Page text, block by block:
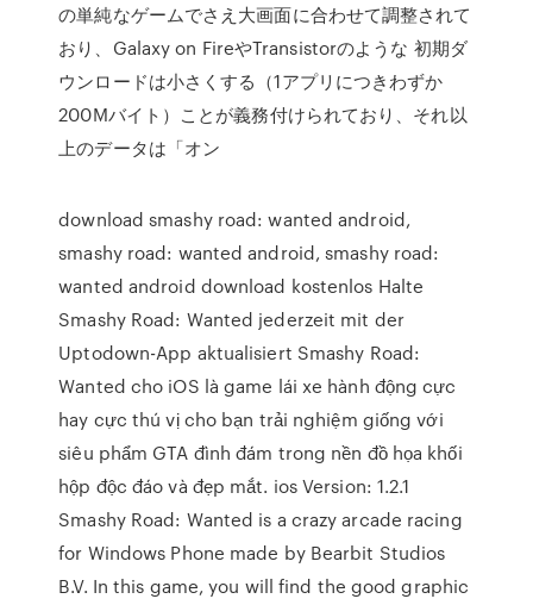
の単純なゲームでさえ大画面に合わせて調整されて
おり、Galaxy on FireやTransistorのような 初期ダ
ウンロードは小さくする（1アプリにつきわずか
200Mバイト）ことが義務付けられており、それ以
上のデータは「オン
download smashy road: wanted android,
smashy road: wanted android, smashy road:
wanted android download kostenlos Halte
Smashy Road: Wanted jederzeit mit der
Uptodown-App aktualisiert Smashy Road:
Wanted cho iOS là game lái xe hành động cực
hay cực thú vị cho bạn trải nghiệm giống với
siêu phẩm GTA đình đám trong nền đồ họa khối
hộp độc đáo và đẹp mắt. ios Version: 1.2.1
Smashy Road: Wanted is a crazy arcade racing
for Windows Phone made by Bearbit Studios
B.V. In this game, you will find the good graphic